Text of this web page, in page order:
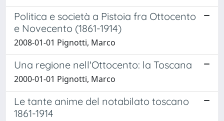
Politica e società a Pistoia fra Ottocento
e Novecento (1861-1914)
2008-01-01 Pignotti, Marco
Una regione nell'Ottocento: la Toscana
2000-01-01 Pignotti, Marco
Le tante anime del notabilato toscano
1861-1914